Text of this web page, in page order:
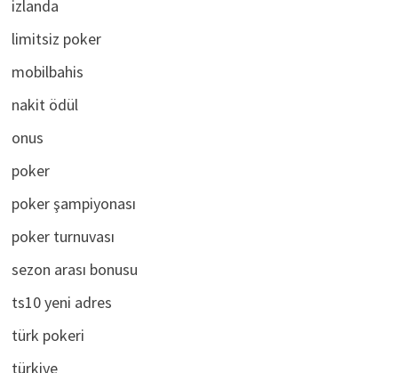
izlanda
limitsiz poker
mobilbahis
nakit ödül
onus
poker
poker şampiyonası
poker turnuvası
sezon arası bonusu
ts10 yeni adres
türk pokeri